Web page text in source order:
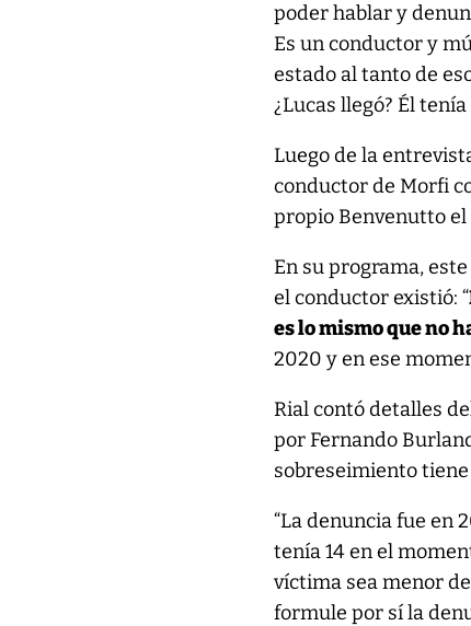
poder hablar y
Es un conductor y
estado al tanto de
¿Lucas llegó? Él
Luego de la
conductor de Morfi
propio Benvenutto
En su programa,
el conductor existió: “
es lo mismo que no
2020 y en ese
Rial contó detalles
por Fernando
sobreseimiento tiene
“La denuncia fue en
tenía 14 en el
víctima sea menor
formule por sí la